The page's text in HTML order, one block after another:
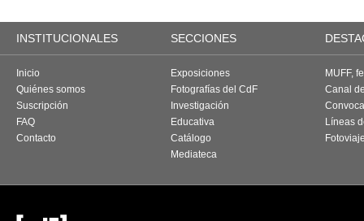
INSTITUCIONALES SECCIONES
Inicio
Quiénes somos
Suscripción
FAQ
Contacto
Exposiciones
Fotografías del CdF
Investigación
Educativa
Catálogo
Mediateca
MUFF,
Canal
Líneas